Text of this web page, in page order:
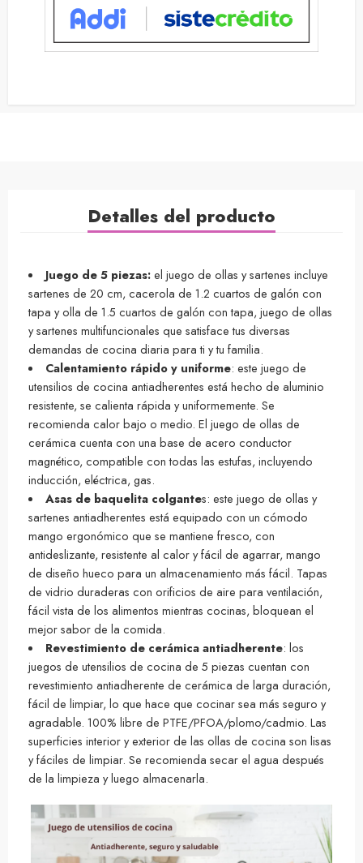
Detalles del producto
Juego de 5 piezas:el juego de ollas y sartenes incluye
sartenes de 20 cm, cacerola de 1.2 cuartos de galón con
tapa y olla de 1.5 cuartos de galón con tapa, juego de ollas
y sartenes multifuncionales que satisface tus diversas
demandas de cocina diaria para ti y tu familia.
Calentamiento rápido y uniforme: este juego de
utensilios de cocina antiadherentes está hecho de aluminio
resistente, se calienta rápida y uniformemente. Se
recomienda calor bajo o medio. El juego de ollas de
cerámica cuenta con una base de acero conductor
magnético, compatible con todas las estufas, incluyendo
inducción, eléctrica, gas.
Asas de baquelita colgantes: este juego de ollas y
sartenes antiadherentes está equipado con un cómodo
mango ergonómico que se mantiene fresco, con
antideslizante, resistente al calor y fácil de agarrar, mango
de diseño hueco para un almacenamiento más fácil. Tapas
de vidrio duraderas con orificios de aire para ventilación,
fácil vista de los alimentos mientras cocinas, bloquean el
mejor sabor de la comida.
Revestimiento de cerámica antiadherente: los
juegos de utensilios de cocina de 5 piezas cuentan con
revestimiento antiadherente de cerámica de larga duración,
fácil de limpiar, lo que hace que cocinar sea más seguro y
agradable. 100% libre de PTFE/PFOA/plomo/cadmio. Las
superficies interior y exterior de las ollas de cocina son lisas
y fáciles de limpiar. Se recomienda secar el agua después
de la limpieza y luego almacenarla.